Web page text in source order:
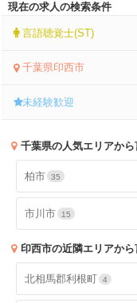
現在の求人の検索条件
言語聴覚士(ST)
千葉県印西市
未経験歓迎
千葉県の人気エリアか
柏市 35
市川市 15
印西市の近隣エリアか
北相馬郡利根町 4